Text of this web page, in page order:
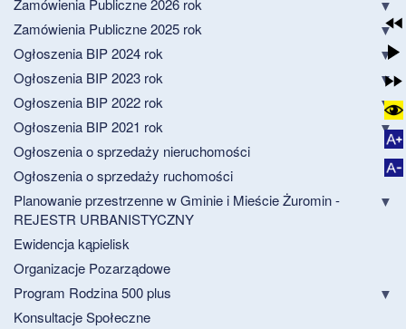
Zamówienia Publiczne 2025 rok
Ogłoszenia BIP 2024 rok
Ogłoszenia BIP 2023 rok
Ogłoszenia BIP 2022 rok
Ogłoszenia BIP 2021 rok
Ogłoszenia o sprzedaży nieruchomości
Ogłoszenia o sprzedaży ruchomości
Planowanie przestrzenne w Gminie i Mieście Żuromin -
REJESTR URBANISTYCZNY
Ewidencja kąpielisk
Organizacje Pozarządowe
Program Rodzina 500 plus
Konsultacje Społeczne